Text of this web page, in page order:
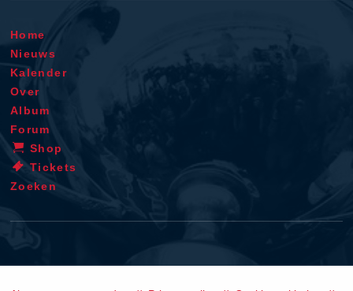
Home
Nieuws
Kalender
Over
Album
Forum
Shop
Tickets
Zoeken